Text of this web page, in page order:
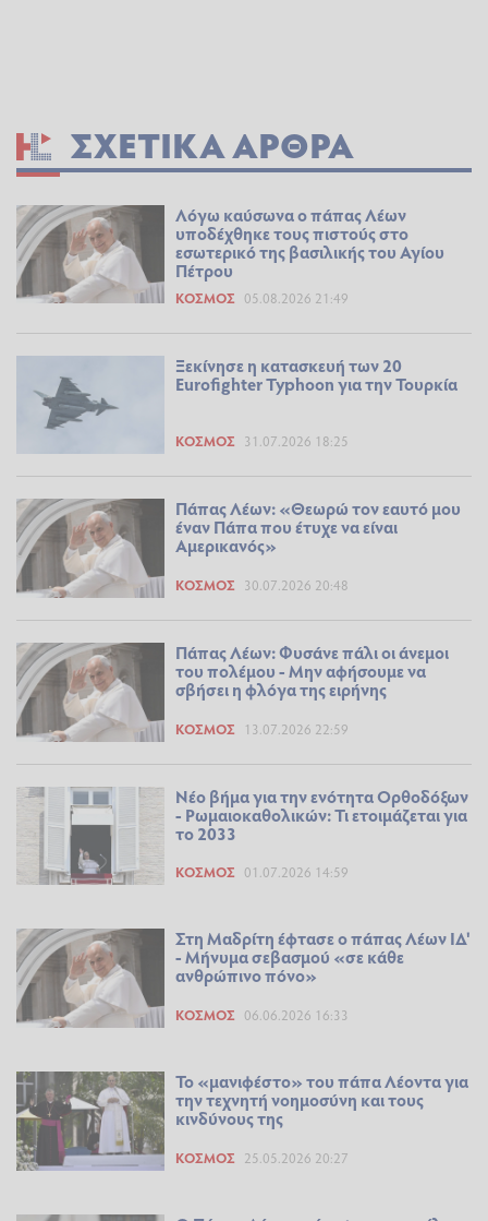
ΣΧΕΤΙΚΆ ΆΡΘΡΑ
Λόγω καύσωνα ο πάπας Λέων
υποδέχθηκε τους πιστούς στο
εσωτερικό της βασιλικής του Αγίου
Πέτρου
ΚΌΣΜΟΣ 05.08.2026 21:49
Ξεκίνησε η κατασκευή των 20
Eurofighter Typhoon για την Τουρκία
ΚΌΣΜΟΣ 31.07.2026 18:25
Πάπας Λέων: «Θεωρώ τον εαυτό μου
έναν Πάπα που έτυχε να είναι
Αμερικανός»
ΚΌΣΜΟΣ 30.07.2026 20:48
Πάπας Λέων: Φυσάνε πάλι οι άνεμοι
του πολέμου - Μην αφήσουμε να
σβήσει η φλόγα της ειρήνης
ΚΌΣΜΟΣ 13.07.2026 22:59
Νέο βήμα για την ενότητα Ορθοδόξων
- Ρωμαιοκαθολικών: Τι ετοιμάζεται για
το 2033
ΚΌΣΜΟΣ 01.07.2026 14:59
Στη Μαδρίτη έφτασε ο πάπας Λέων ΙΔ'
- Μήνυμα σεβασμού «σε κάθε
ανθρώπινο πόνο»
ΚΌΣΜΟΣ 06.06.2026 16:33
Το «μανιφέστο» του πάπα Λέοντα για
την τεχνητή νοημοσύνη και τους
κινδύνους της
ΚΌΣΜΟΣ 25.05.2026 20:27